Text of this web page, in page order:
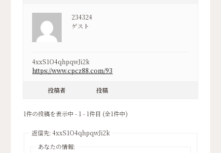
234324
ゲスト
4xxS1O4qhpqwJi2k
https://www.cpcz88.com/93
投稿者 投稿
1件の投稿を表示中 - 1 - 1件目 (全1件中)
返信先: 4xxS1O4qhpqwJi2k
あなたの情報: